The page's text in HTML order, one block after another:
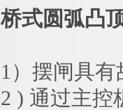
桥式圆弧凸
1）摆闸具
2 ) 通过主控